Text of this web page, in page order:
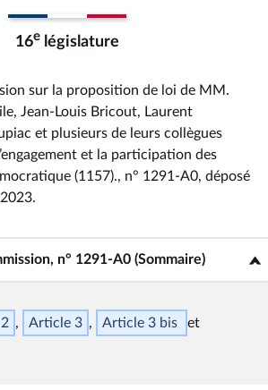
16e législature
sur la proposition de loi de MM.
Jean-Louis Bricout, Laurent
et plusieurs de leurs collègues
et la participation des
(1157)., n° 1291-A0, déposé
.
n° 1291-A0 (Sommaire)
n° 1291-A0 (Sommaire)</b>
Article 3 Article 3 bis